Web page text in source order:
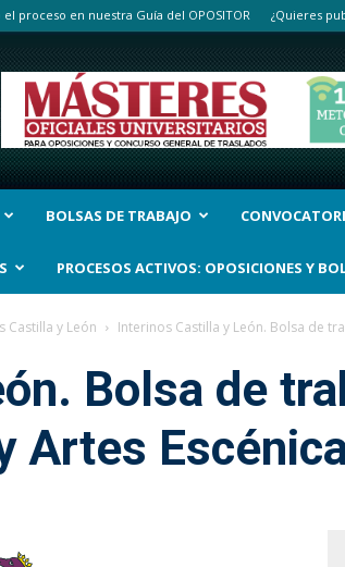
proceso en nuestra Guía del OPOSITOR ¿Quieres
BOLSAS DE TRABAJO
PROCESOS ACTIVOS: OPOSICIONES Y
Castilla y León Interinos Castilla y León. Bolsa de
Bolsa de
Artes